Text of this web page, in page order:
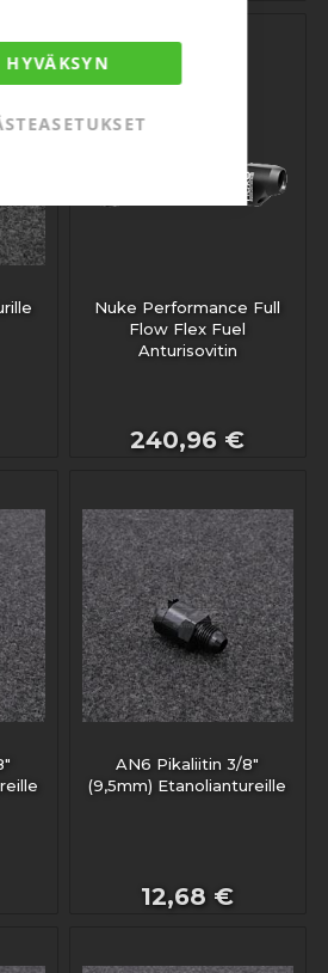
HYVÄKSYN
Nuke Performance Full
Flow Flex Fuel
Anturisovitin
240,96 €
AN6 Pikaliitin 3/8"
(9,5mm) Etanoliantureille
12,68 €